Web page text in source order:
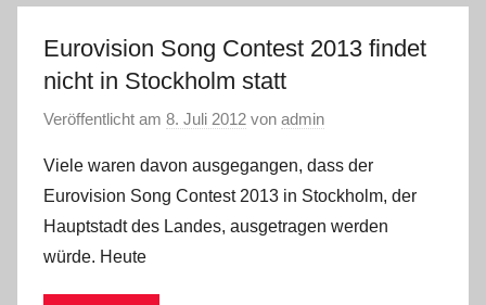
Eurovision Song Contest 2013 findet
nicht in Stockholm statt
Veröffentlicht am 8. Juli 2012 von admin
Viele waren davon ausgegangen, dass der
Eurovision Song Contest 2013 in Stockholm, der
Hauptstadt des Landes, ausgetragen werden
würde. Heute